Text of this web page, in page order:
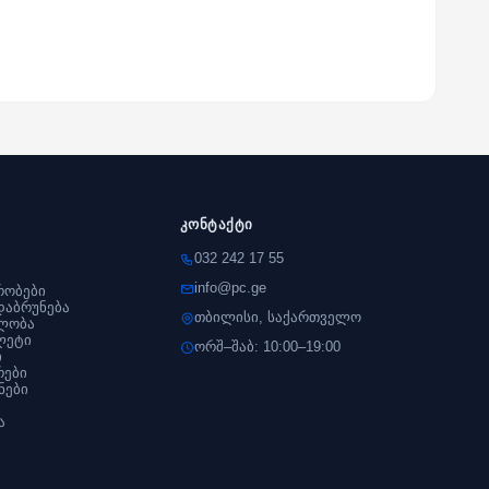
კონტაქტი
032 242 17 55
info@pc.ge
თბილისი, საქართველო
ორშ–შაბ: 10:00–19:00